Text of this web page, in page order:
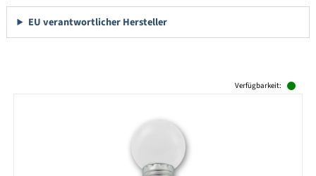
EU verantwortlicher Hersteller
Verfügbarkeit: